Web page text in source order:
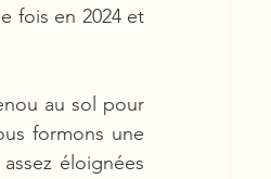
fois en 2024 et
au sol pour
formons une
éloignées